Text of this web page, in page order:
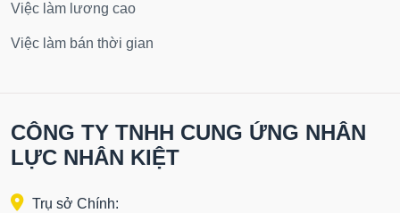
Việc làm lương cao
Việc làm bán thời gian
CÔNG TY TNHH CUNG ỨNG NHÂN
LỰC NHÂN KIỆT
Trụ sở Chính: